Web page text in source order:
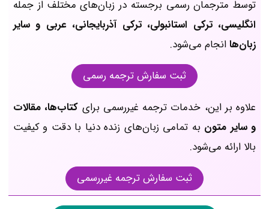
توسط مترجمان رسمی برجسته در زبان‌های مختلف از جمله
انگلیسی، ترکی استانبولی، ترکی آذربایجانی، عربی و سایر
زبان‌هاانجام می‌شود.
ثبت سفارش ترجمه رسمی
علاوه بر این، خدمات ترجمه غیررسمی برای کتاب‌ها، مقالات
و سایر متون به تمامی زبان‌های زنده دنیا با دقت و کیفیت
بالا ارائه می‌شود.
ثبت سفارش ترجمه غیررسمی